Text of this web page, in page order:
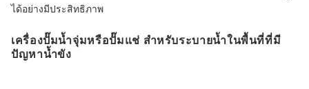
ได้อย่างมีประสิทธิภาพ
เครื่องปั๊มน้ำจุ่มหรือปั๊มแช่ สำหรับระบายน้ำในพื้นที่ที่มี
ปัญหาน้ำขัง